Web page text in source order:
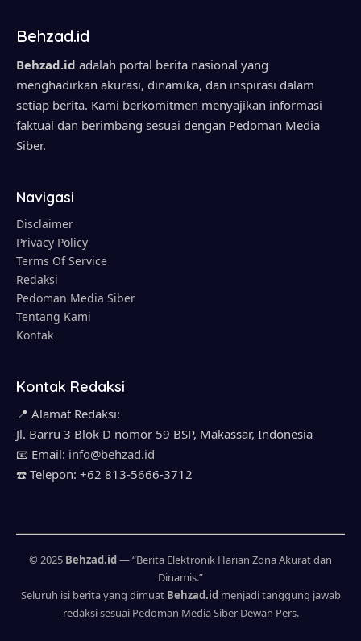
Behzad.id
Behzad.id adalah portal berita nasional yang
menghadirkan akurasi, dinamika, dan inspirasi dalam
setiap berita. Kami berkomitmen menyajikan informasi
faktual dan berimbang sesuai dengan Pedoman Media
Siber.
Navigasi
Disclaimer
Privacy Policy
Terms Of Service
Redaksi
Pedoman Media Siber
Tentang Kami
Kontak
Kontak Redaksi
📍 Alamat Redaksi:
Jl. Barru 3 Blok D nomor 59 BSP, Makassar, Indonesia
📧 Email: info@behzad.id
☎️ Telepon: +62 813-5666-3712
© 2025 Behzad.id— “Berita Elektronik Harian Zona Akurat dan
Dinamis.”
Seluruh isi berita yang dimuat Behzad.idmenjadi tanggung jawab
redaksi sesuai Pedoman Media Siber Dewan Pers.